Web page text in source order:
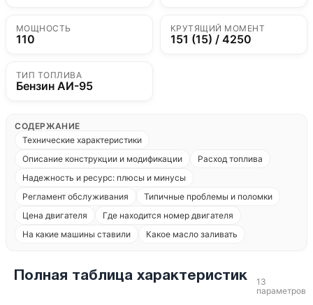
МОЩНОСТЬ
110
КРУТЯЩИЙ МОМЕНТ
151 (15) / 4250
ТИП ТОПЛИВА
Бензин АИ-95
СОДЕРЖАНИЕ
Технические характеристики
Описание конструкции и модификации
Расход топлива
Надежность и ресурс: плюсы и минусы
Регламент обслуживания
Типичные проблемы и поломки
Цена двигателя
Где находится номер двигателя
На какие машины ставили
Какое масло заливать
Полная таблица характеристик
13
параметров